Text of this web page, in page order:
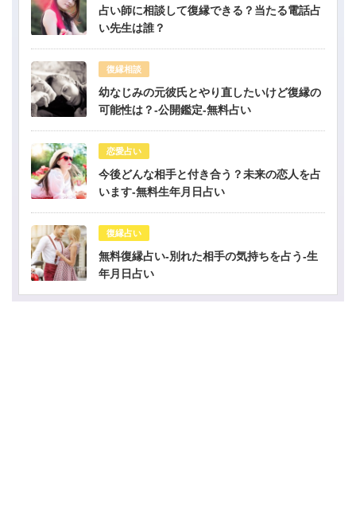
占い師に相談して復縁できる？当たる電話占
い先生は誰？
復縁相談
幼なじみの元彼氏とやり直したいけど復縁の
可能性は？-公開鑑定-無料占い
恋愛占い
今後どんな相手と付き合う？未来の恋人を占
います-無料生年月日占い
復縁占い
無料復縁占い-別れた相手の気持ちを占う-生
年月日占い